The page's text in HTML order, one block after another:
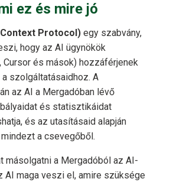
ez és mire jó
Context Protocol) egy szabvány,
hogy az AI ügynökök
Cursor és mások) hozzáférjenek
szolgáltatásaidhoz. A
az AI a Mergadóban lévő
és statisztikáidat
és az utasításaid alapján
a csevegőből.
másolgatni a Mergadóból az AI-
AI maga veszi el, amire szüksége